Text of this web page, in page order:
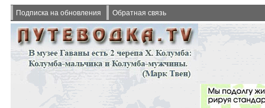
Подписка на обновления Обратная связь